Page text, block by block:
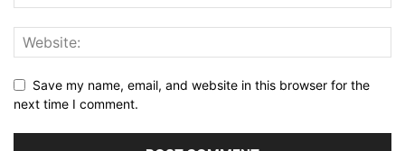
Save my name, email, and website in this browser for the
next time I comment.